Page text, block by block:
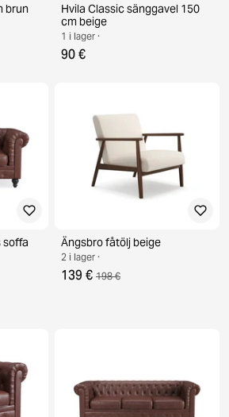
brun
Hvila Classic sänggavel 150
cm beige
1 i lager ·
90 €
soffa
Ängsbro fåtölj beige
2 i lager ·
139 € 198 €